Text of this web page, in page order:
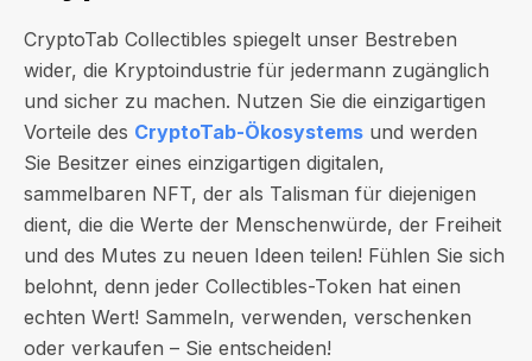
CryptoTab Collectibles spiegelt unser Bestreben
wider, die Kryptoindustrie für jedermann zugänglich
und sicher zu machen. Nutzen Sie die einzigartigen
Vorteile des CryptoTab-Ökosystems und werden
Sie Besitzer eines einzigartigen digitalen,
sammelbaren NFT, der als Talisman für diejenigen
dient, die die Werte der Menschenwürde, der Freiheit
und des Mutes zu neuen Ideen teilen! Fühlen Sie sich
belohnt, denn jeder Collectibles-Token hat einen
echten Wert! Sammeln, verwenden, verschenken
oder verkaufen – Sie entscheiden!